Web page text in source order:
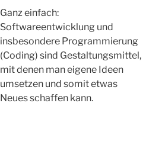
Ganz einfach:
Softwareentwicklung und
insbesondere Programmierung
(Coding) sind Gestaltungsmittel,
mit denen man eigene Ideen
umsetzen und somit etwas
Neues schaffen kann.